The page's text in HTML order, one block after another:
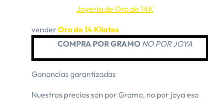
Joyería de Oro de 14K
vender Oro de 14 Kilates
COMPRA POR GRAMO NO POR JOYA
Ganancias garantizadas
Nuestros precios son por Gramo, no por joya eso